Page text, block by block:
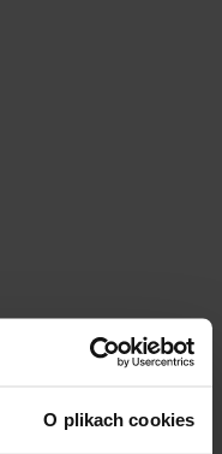
O plikach cookies